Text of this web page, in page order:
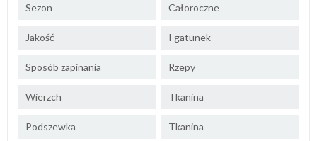
Sezon Całoroczne
Jakość I gatunek
Sposób zapinania Rzepy
Wierzch Tkanina
Podszewka Tkanina